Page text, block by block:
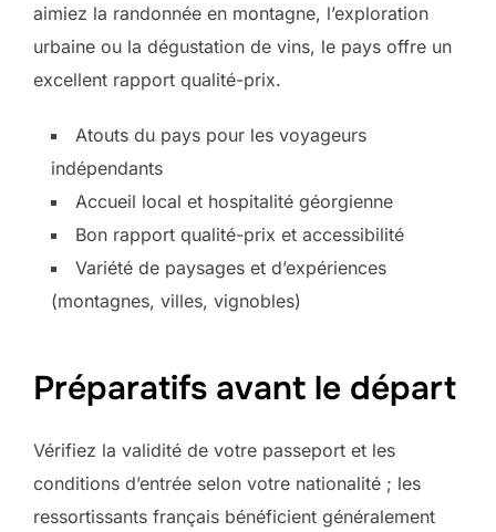
aimiez la randonnée en montagne, l’exploration
urbaine ou la dégustation de vins, le pays offre un
excellent rapport qualité-prix.
Atouts du pays pour les voyageurs
indépendants
Accueil local et hospitalité géorgienne
Bon rapport qualité-prix et accessibilité
Variété de paysages et d’expériences
(montagnes, villes, vignobles)
Préparatifs avant le départ
Vérifiez la validité de votre passeport et les
conditions d’entrée selon votre nationalité ; les
ressortissants français bénéficient généralement